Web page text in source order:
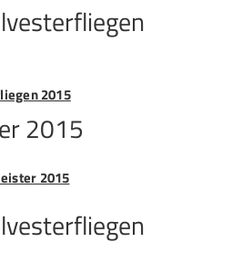
2015
2015
2015